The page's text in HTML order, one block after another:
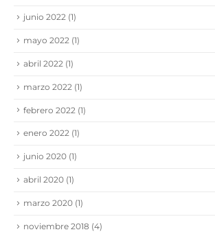
junio 2022 (1)
mayo 2022 (1)
abril 2022 (1)
marzo 2022 (1)
febrero 2022 (1)
enero 2022 (1)
junio 2020 (1)
abril 2020 (1)
marzo 2020 (1)
noviembre 2018 (4)